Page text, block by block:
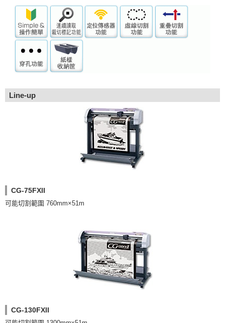
Line-up
CG-75FXII
可能切割範圍 760mm×51m
CG-130FXII